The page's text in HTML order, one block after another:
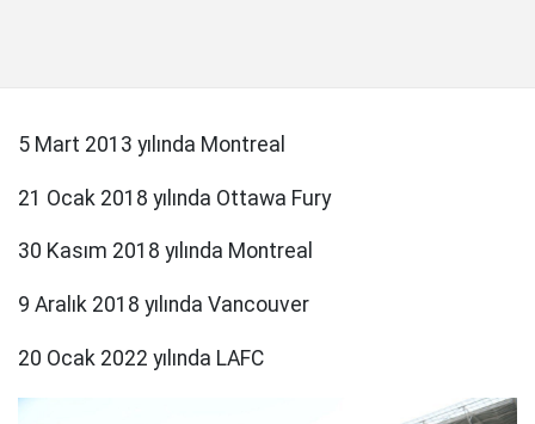
5 Mart 2013 yılında Montreal
21 Ocak 2018 yılında Ottawa Fury
30 Kasım 2018 yılında Montreal
9 Aralık 2018 yılında Vancouver
20 Ocak 2022 yılında LAFC